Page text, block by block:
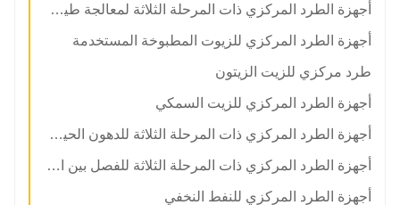
أجهزة الطرد المركزي ذات المرحلة الثلاثة لمعالجة طين النفط الخام
أجهزة الطرد المركزي للزيوت المطبوخة المستخدمة
طرد مركزي للزيت الزيتون
أجهزة الطرد المركزي للزيت السمكي
أجهزة الطرد المركزي ذات المرحلة الثلاثة للدهون الحيوانية
أجهزة الطرد المركزي ذات المرحلة الثلاثة للفصل بين النفط والماء والمواد الصلبة
أجهزة الطرد المركزي للنفط النخفي